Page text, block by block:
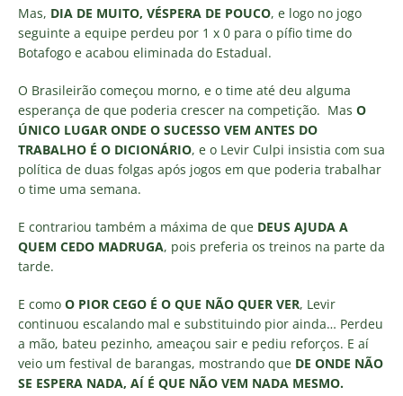
Mas, DIA DE MUITO, VÉSPERA DE POUCO, e logo no jogo
seguinte a equipe perdeu por 1 x 0 para o pífio time do
Botafogo e acabou eliminada do Estadual.
O Brasileirão começou morno, e o time até deu alguma
esperança de que poderia crescer na competição. Mas O
ÚNICO LUGAR ONDE O SUCESSO VEM ANTES DO
TRABALHO É O DICIONÁRIO, e o Levir Culpi insistia com sua
política de duas folgas após jogos em que poderia trabalhar
o time uma semana.
E contrariou também a máxima de que DEUS AJUDA A
QUEM CEDO MADRUGA, pois preferia os treinos na parte da
tarde.
E como O PIOR CEGO É O QUE NÃO QUER VER, Levir
continuou escalando mal e substituindo pior ainda… Perdeu
a mão, bateu pezinho, ameaçou sair e pediu reforços. E aí
veio um festival de barangas, mostrando que DE ONDE NÃO
SE ESPERA NADA, AÍ É QUE NÃO VEM NADA MESMO.